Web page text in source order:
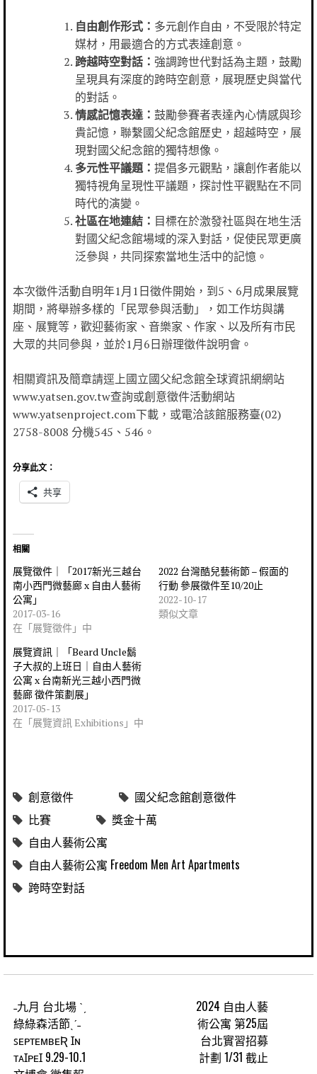
自由創作形式： 多元創作自由，不受限於特定
媒材，用最適合的方式表達創意。
跨越時空對話： 強調跨世代對話為主題，鼓勵
呈現具有深度的跨時空創意，展現歷史與當代
的對話。
情感記憶表達： 鼓勵參賽者表達內心情感與珍
貴記憶，聯繫國父紀念館歷史，超越時空，展
現對國父紀念館的獨特想像。
多元性平議題： 提倡多元觀點，讓創作者能以
獨特視角呈現性平議題，探討性平觀點在不同
時代的演變。
社區在地連結： 目標在於激發社區與在地生活
對國父紀念館場域的深入對話，促使民眾更廣
泛參與，共同探索當地生活中的記憶。
本次徵件活動自明年1月1日徵件開始，到5、6月成果展覽
期間，將舉辦多樣的「民眾參與活動」，如工作坊與講
座、展覽等，歡迎藝術家、音樂家、作家、以及所有市民
大眾的共同參與，並於1月6日辦理徵件說明會。
相關資訊及簡章請逕上國立國父紀念館全球資訊網網站
www.yatsen.gov.tw查詢或創意徵件活動網站
www.yatsenproject.com下載，或電洽該館服務臺(02)
2758-8008 分機545、546。
分享此文：
共享
相關
展覽徵件｜「2017新光三越台
南小西門微藝廊 x 自由人藝術
公寓」
2017-03-16
在「展覽徵件」中
2022 台灣酷兒藝術節 – 假面的
行動 參展徵件至10/20止
2022-10-17
類似文章
展覽資訊｜「Beard Uncle鬍
子大叔的上班日｜自由人藝術
公寓 x 台南新光三越小西門微
藝廊 徵件策劃展」
2017-05-13
在「展覽資訊 Exhibitions」中
創意徵件
國父紀念館創意徵件
比賽
獎金十萬
自由人藝術公寓
自由人藝術公寓 Freedom Men Art Apartments
跨時空對話
˗九月 台北場 ˋˏ
綠綠森活節ˎˊ˗
ꜱᴇᴘᴛᴇᴍʙᴇƦ Ɪɴ
ᴛᴀꞮᴘᴇꞮ 9.29-10.1
2024 自由人藝
術公寓 第25屆
台北實習招募
計劃 1/31 截止